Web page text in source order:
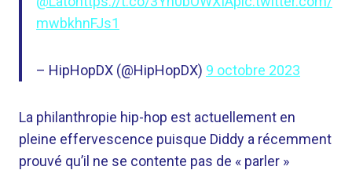
mwbkhnFJs1
– HipHopDX (@HipHopDX) 9 octobre 2023
La philanthropie hip-hop est actuellement en
pleine effervescence puisque Diddy a récemment
prouvé qu’il ne se contente pas de « parler »